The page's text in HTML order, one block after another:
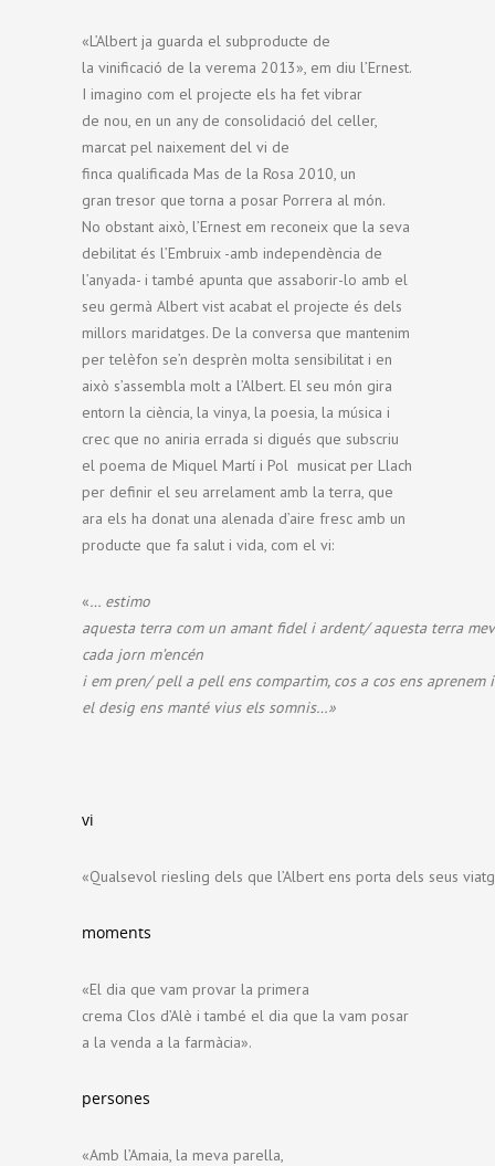
«L’Albert ja guarda el subproducte de
la vinificació de la verema 2013», em diu l’Ernest.
I imagino com el projecte els ha fet vibrar
de nou, en un any de consolidació del celler,
marcat pel naixement del vi de
finca qualificada Mas de la Rosa 2010, un
gran tresor que torna a posar Porrera al món.
No obstant això, l’Ernest em reconeix que la seva
debilitat és l’Embruix -amb independència de
l’anyada- i també apunta que assaborir-lo amb el
seu germà Albert vist acabat el projecte és dels
millors maridatges. De la conversa que mantenim
per telèfon se’n desprèn molta sensibilitat i en
això s’assembla molt a l’Albert. El seu món gira
entorn la ciència, la vinya, la poesia, la música i
crec que no aniria errada si digués que subscriu
el poema de Miquel Martí i Pol musicat per Llach
per definir el seu arrelament amb la terra, que
ara els ha donat una alenada d’aire fresc amb un
producte que fa salut i vida, com el vi:
«… estimo
aquesta terra com un amant fidel i ardent/aquesta terra
cada jorn m’encén
i em pren/pell a pell ens compartim, cos a cos ens aprenem i
el desig ens manté vius els somnis…»
vi
«Qualsevol riesling dels que l’Albert ens porta dels seus
moments
«El dia que vam provar la primera
crema Clos d’Alè i també el dia que la vam posar
a la venda a la farmàcia».
persones
«Amb l’Amaia, la meva parella,